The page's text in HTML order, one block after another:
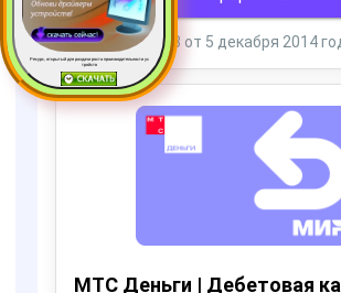
Ресурс, открытый для раздачи роста производительности ус
тройств